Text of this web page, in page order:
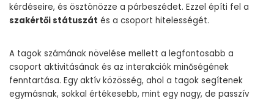
kérdéseire, és ösztönözze a párbeszédet. Ezzel építi fel a
szakértői státuszát és a csoport hitelességét.
A tagok számának növelése mellett a legfontosabb a
csoport aktivitásának és az interakciók minőségének
fenntartása. Egy aktív közösség, ahol a tagok segítenek
egymásnak, sokkal értékesebb, mint egy nagy, de passzív